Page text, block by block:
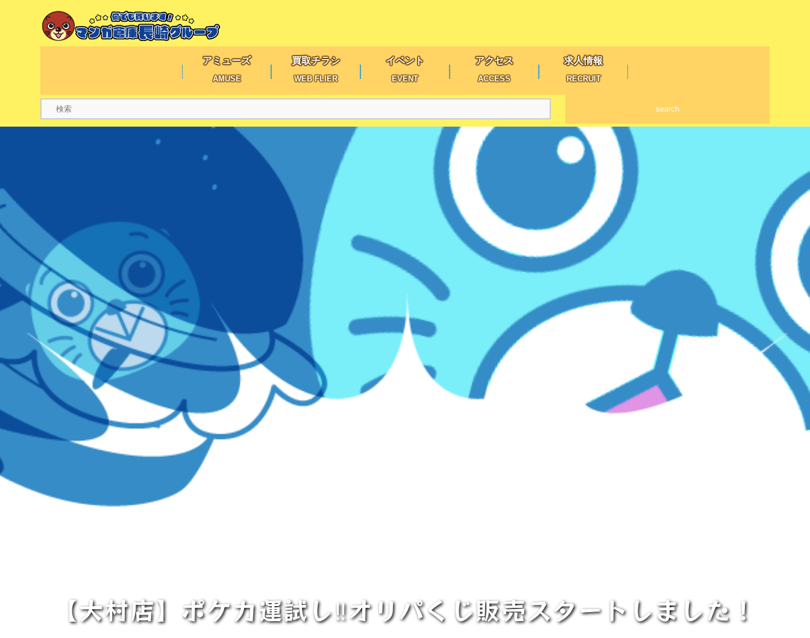
アミューズ
AMUSE
買取チラシ
WEB FLIER
イベント
EVENT
アクセス
ACCESS
求人情報
RECRUIT
search
【大村店】ポケカ運試し‼オリパくじ販売スタートしました！